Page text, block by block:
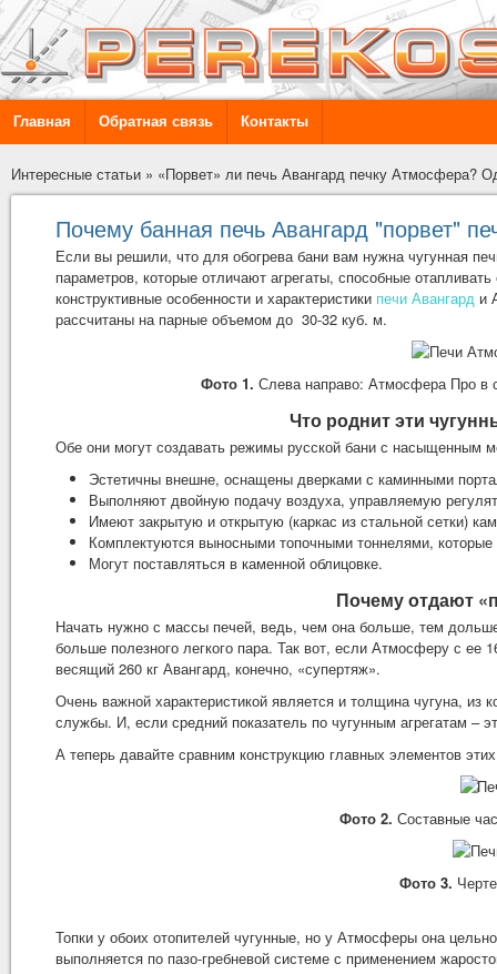
Главная Обратная связь Контакты
Интересные статьи » «Порвет» ли печь Авангард печку Атмосфера?
Почему банная печь Авангард "порвет"
Если вы решили, что для обогрева бани вам нужна чугунная
параметров, которые отличают агрегаты, способные
конструктивные особенности и характеристики печи Авангард и
рассчитаны на парные объемом до 30-32 куб. м.
Фото 1. Слева направо: Атмосфера Про в
Что роднит эти
Обе они могут создавать режимы русской бани с насыщенным
Эстетичны внешне, оснащены дверками с каминными
Выполняют двойную подачу воздуха, управляемую
Имеют закрытую и открытую (каркас из стальной сетки)
Комплектуются выносными топочными тоннелями,
Могут поставляться в каменной облицовке.
Почему отдают
Начать нужно с массы печей, ведь, чем она больше, тем
больше полезного легкого пара. Так вот, если Атмосферу с ее
весящий 260 кг Авангард, конечно, «супертяж».
Очень важной характеристикой является и толщина чугуна, из
службы. И, если средний показатель по чугунным агрегатам
А теперь давайте сравним конструкцию главных элементов
Фото 2. Составные
Фото 3.
Топки у обоих отопителей чугунные, но у Атмосферы она
выполняется по пазо-гребневой системе с применением